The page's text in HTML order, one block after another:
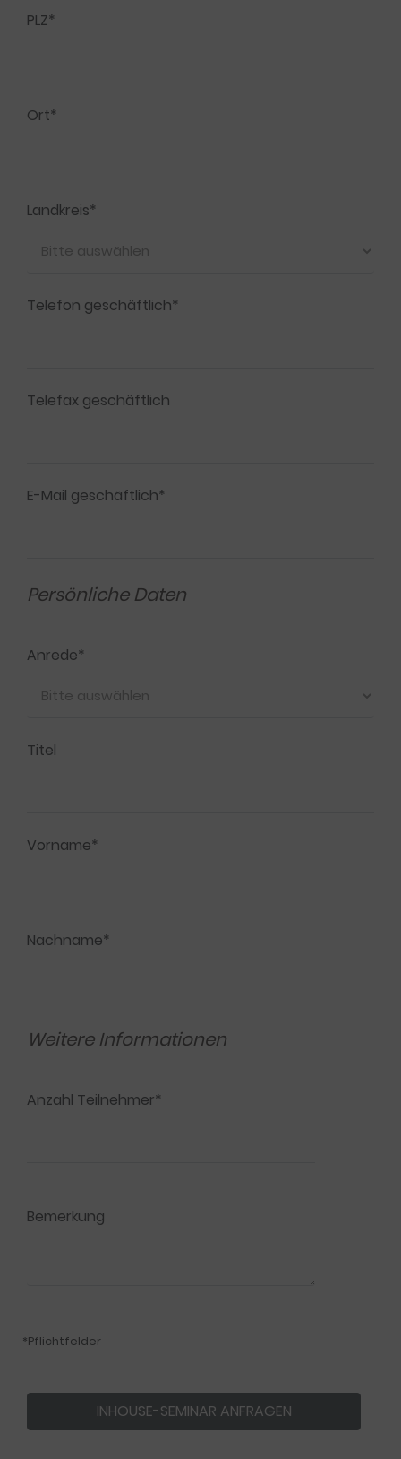
PLZ*
Ort*
Landkreis*
Telefon geschäftlich*
Telefax geschäftlich
E-Mail geschäftlich*
Persönliche Daten
Anrede*
Titel
Vorname*
Nachname*
Weitere Informationen
Anzahl Teilnehmer*
Bemerkung
*Pflichtfelder